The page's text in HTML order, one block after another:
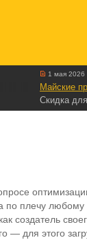
1 мая 2026
Майские
Скидка
плечу любому
создатель
— для этого